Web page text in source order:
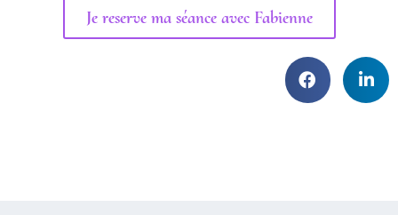
Je reserve ma séance avec Fabienne